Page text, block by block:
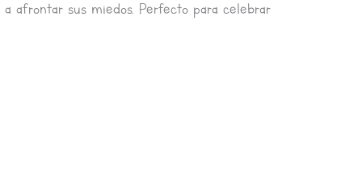
afrontar sus miedos. Perfecto para celebrar